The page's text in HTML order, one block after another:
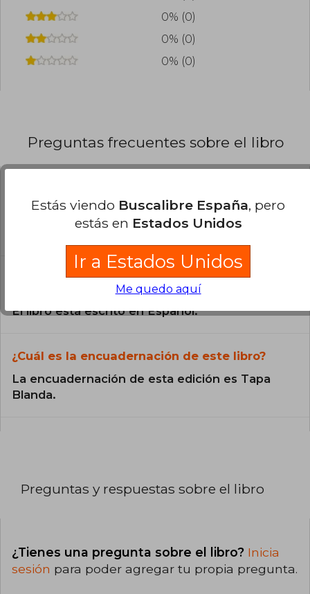
cine, consolidándolo como uno de los autores
más influyentes de la literatura contemporánea
0% (0)
0% (0)
0% (0)
Preguntas frecuentes sobre el libro
Todos los libros de nuestro
¿En qué Idioma está escrito el
El libro está escrito en Español.
¿Cuál es la encuadernación de este libro?
La encuadernación de esta edición es Tapa
Blanda.
Preguntas y respuestas sobre el libro
¿Tienes una pregunta sobre el libro? Inicia
sesión para poder agregar tu propia pregunta.
Estás viendo Buscalibre España, pero
estás en Estados Unidos
Ir a Estados Unidos
Me quedo aquí